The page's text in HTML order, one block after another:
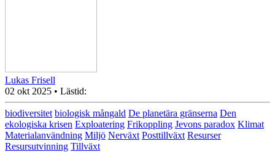
Lukas Frisell
02 okt 2025 • Lästid:
biodiversitet biologisk mångald De planetära gränserna Den
ekologiska krisen Exploatering Frikoppling Jevons paradox Klimat
Materialanvändning Miljö Nerväxt Posttillväxt Resurser
Resursutvinning Tillväxt